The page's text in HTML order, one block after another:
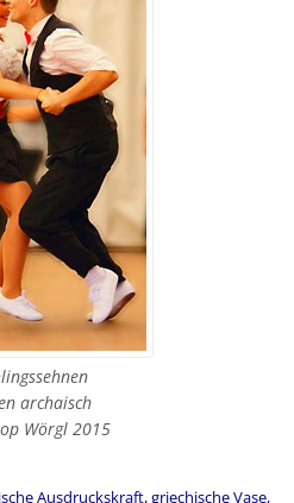
archaisch
Wörgl 2015
Ausdruckskraft, griechische Vase,